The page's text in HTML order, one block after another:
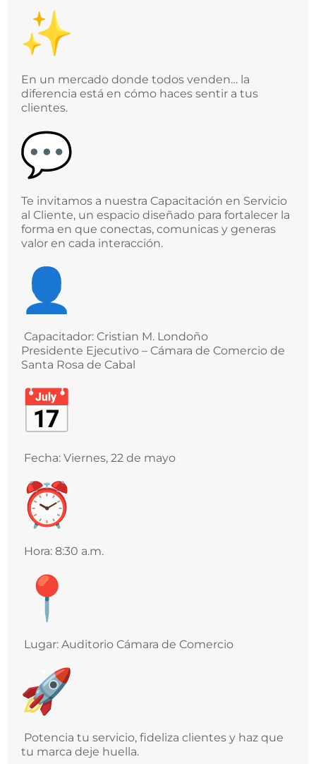
En un mercado donde todos venden… la
diferencia está en cómo haces sentir a tus
clientes.
Te invitamos a nuestra Capacitación en Servicio
al Cliente, un espacio diseñado para fortalecer la
forma en que conectas, comunicas y generas
valor en cada interacción.
Capacitador: Cristian M. Londoño
Presidente Ejecutivo – Cámara de Comercio de
Santa Rosa de Cabal
Fecha: Viernes, 22 de mayo
Hora: 8:30 a.m.
Lugar: Auditorio Cámara de Comercio
Potencia tu servicio, fideliza clientes y haz que
tu marca deje huella.